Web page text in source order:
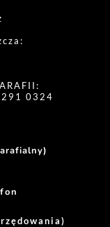
0324